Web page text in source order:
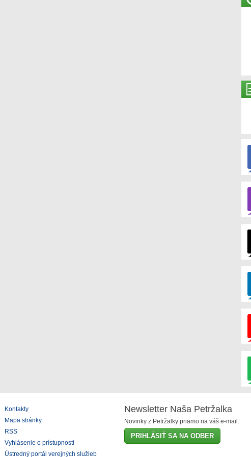
Kontakty
Mapa stránky
RSS
Vyhlásenie o prístupnosti
Ústredný portál verejných služieb
Newsletter Naša Petržalka
Novinky z Petržalky priamo na váš e-mail.
PRIHLÁSIŤ SA NA ODBER